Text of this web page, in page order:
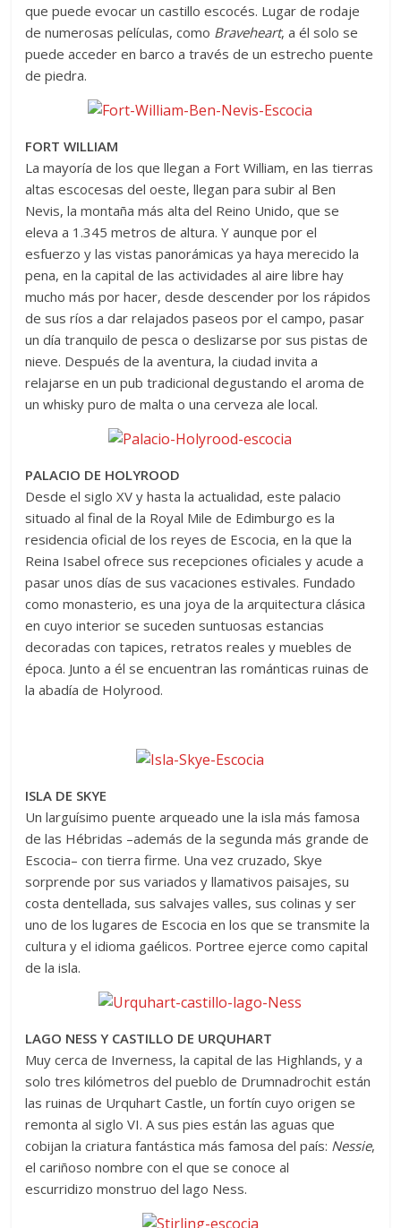
que puede evocar un castillo escocés. Lugar de rodaje
de numerosas películas, como Braveheart, a él solo se
puede acceder en barco a través de un estrecho puente
de piedra.
FORT WILLIAM
La mayoría de los que llegan a Fort William, en las tierras
altas escocesas del oeste, llegan para subir al Ben
Nevis, la montaña más alta del Reino Unido, que se
eleva a 1.345 metros de altura. Y aunque por el
esfuerzo y las vistas panorámicas ya haya merecido la
pena, en la capital de las actividades al aire libre hay
mucho más por hacer, desde descender por los rápidos
de sus ríos a dar relajados paseos por el campo, pasar
un día tranquilo de pesca o deslizarse por sus pistas de
nieve. Después de la aventura, la ciudad invita a
relajarse en un pub tradicional degustando el aroma de
un whisky puro de malta o una cerveza ale local.
PALACIO DE HOLYROOD
Desde el siglo XV y hasta la actualidad, este palacio
situado al final de la Royal Mile de Edimburgo es la
residencia oficial de los reyes de Escocia, en la que la
Reina Isabel ofrece sus recepciones oficiales y acude a
pasar unos días de sus vacaciones estivales. Fundado
como monasterio, es una joya de la arquitectura clásica
en cuyo interior se suceden suntuosas estancias
decoradas con tapices, retratos reales y muebles de
época. Junto a él se encuentran las románticas ruinas de
la abadía de Holyrood.
ISLA DE SKYE
Un larguísimo puente arqueado une la isla más famosa
de las Hébridas –además de la segunda más grande de
Escocia– con tierra firme. Una vez cruzado, Skye
sorprende por sus variados y llamativos paisajes, su
costa dentellada, sus salvajes valles, sus colinas y ser
uno de los lugares de Escocia en los que se transmite la
cultura y el idioma gaélicos. Portree ejerce como capital
de la isla.
LAGO NESS Y CASTILLO DE URQUHART
Muy cerca de Inverness, la capital de las Highlands, y a
solo tres kilómetros del pueblo de Drumnadrochit están
las ruinas de Urquhart Castle, un fortín cuyo origen se
remonta al siglo VI. A sus pies están las aguas que
cobijan la criatura fantástica más famosa del país: Nessie,
el cariñoso nombre con el que se conoce al
escurridizo monstruo del lago Ness.